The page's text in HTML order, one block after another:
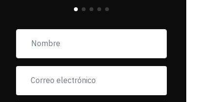
suceso ya que la
pancartas de
exigiendo al asesino
se reponsanbilice